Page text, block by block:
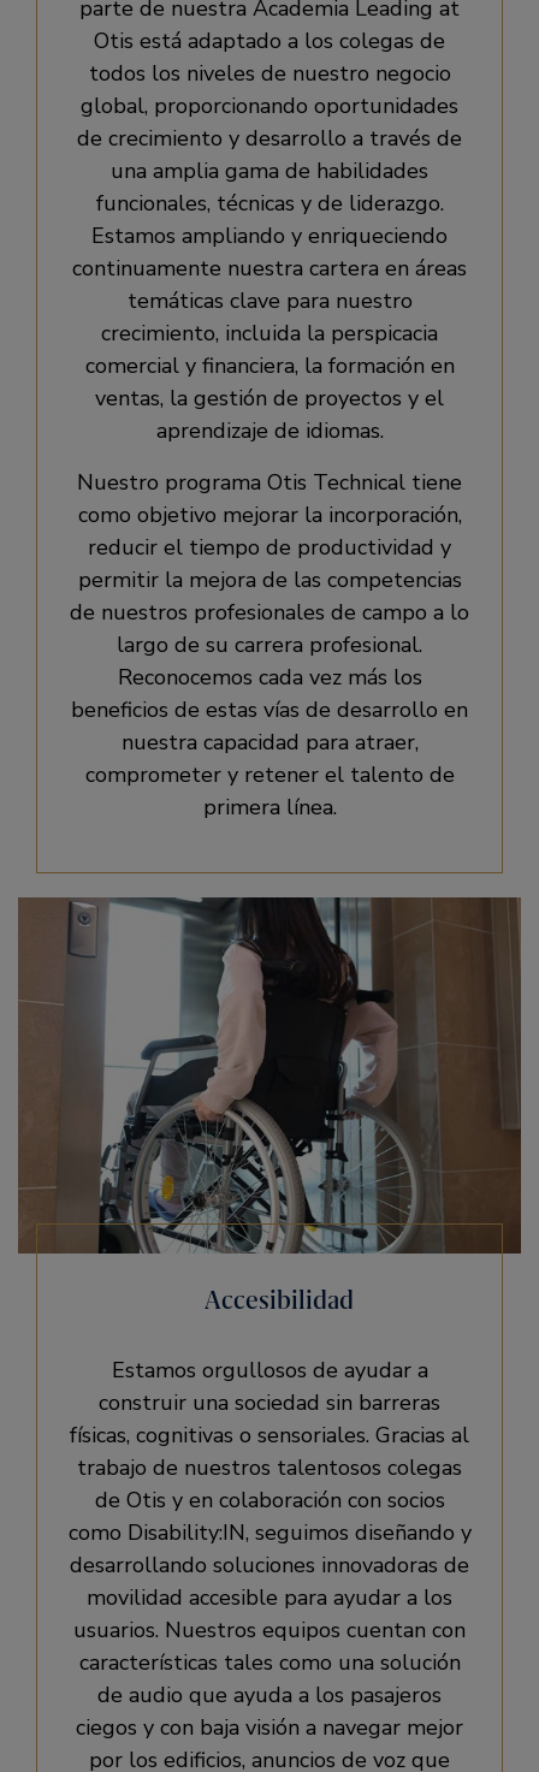
parte de nuestra Academia Leading at
Otis está adaptado a los colegas de
todos los niveles de nuestro negocio
global, proporcionando oportunidades
de crecimiento y desarrollo a través de
una amplia gama de habilidades
funcionales, técnicas y de liderazgo.
Estamos ampliando y enriqueciendo
continuamente nuestra cartera en áreas
temáticas clave para nuestro
crecimiento, incluida la perspicacia
comercial y financiera, la formación en
ventas, la gestión de proyectos y el
aprendizaje de idiomas.
Nuestro programa Otis Technical tiene
como objetivo mejorar la incorporación,
reducir el tiempo de productividad y
permitir la mejora de las competencias
de nuestros profesionales de campo a lo
largo de su carrera profesional.
Reconocemos cada vez más los
beneficios de estas vías de desarrollo en
nuestra capacidad para atraer,
comprometer y retener el talento de
primera línea.
Accesibilidad
Estamos orgullosos de ayudar a
construir una sociedad sin barreras
físicas, cognitivas o sensoriales. Gracias al
trabajo de nuestros talentosos colegas
de Otis y en colaboración con socios
como Disability:IN, seguimos diseñando y
desarrollando soluciones innovadoras de
movilidad accesible para ayudar a los
usuarios. Nuestros equipos cuentan con
características tales como una solución
de audio que ayuda a los pasajeros
ciegos y con baja visión a navegar mejor
por los edificios, anuncios de voz que